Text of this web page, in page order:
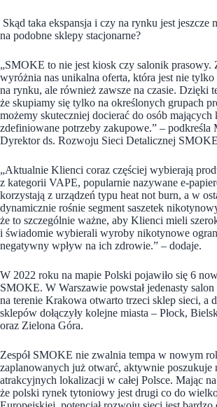
Skąd taka ekspansja i czy na rynku jest jeszcze
na podobne sklepy stacjonarne?
„SMOKE to nie jest kiosk czy salonik prasowy.
wyróżnia nas unikalna oferta, która jest nie tylko
na rynku, ale również zawsze na czasie. Dzięki
że skupiamy się tylko na określonych grupach
możemy skuteczniej docierać do osób mających
zdefiniowane potrzeby zakupowe.” – podkreśla
Dyrektor ds. Rozwoju Sieci Detalicznej
„Aktualnie Klienci coraz częściej wybierają
z kategorii VAPE, popularnie nazywane e-
korzystają z urządzeń typu heat not burn, a w
dynamicznie rośnie segment saszetek
że to szczególnie ważne, aby Klienci mieli
i świadomie wybierali wyroby nikotynowe
negatywny wpływ na ich zdrowie.” – dodaje.
W 2022 roku na mapie Polski pojawiło się 6
SMOKE. W Warszawie powstał jedenasty
na terenie Krakowa otwarto trzeci sklep sieci, a
sklepów dołączyły kolejne miasta – Płock,
oraz Zielona Góra.
Zespół SMOKE nie zwalnia tempa w nowym
zaplanowanych już otwarć, aktywnie poszukuje
atrakcyjnych lokalizacji w całej Polsce. Mając
że polski rynek tytoniowy jest drugi co do